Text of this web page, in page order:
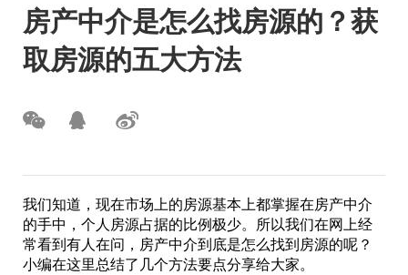
房产中介是怎么找房源的？获
取房源的五大方法
我们知道，现在市场上的房源基本上都掌握在房产中介
的手中，个人房源占据的比例极少。所以我们在网上经
常看到有人在问，房产中介到底是怎么找到房源的呢？
小编在这里总结了几个方法要点分享给大家。